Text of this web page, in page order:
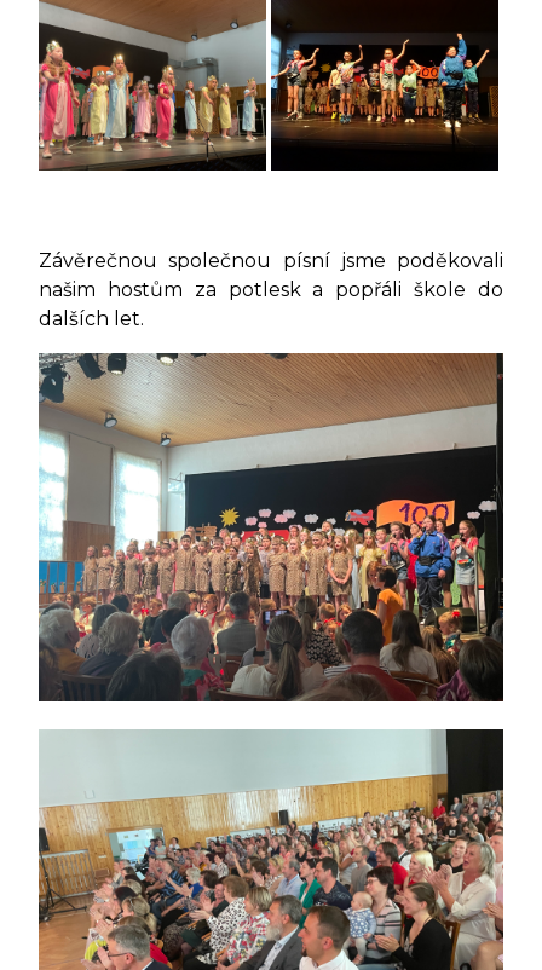
Závěrečnou společnou písní jsme poděkovali
našim hostům za potlesk a popřáli škole do
dalších let.